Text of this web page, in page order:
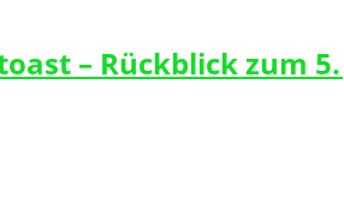
– Rückblick zum